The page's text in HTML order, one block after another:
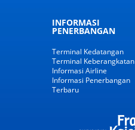
INFORMASI
PENERBANGAN
Terminal Kedatangan
Terminal Keberangkatan
Informasi Airline
Informasi Penerbangan
Terbaru